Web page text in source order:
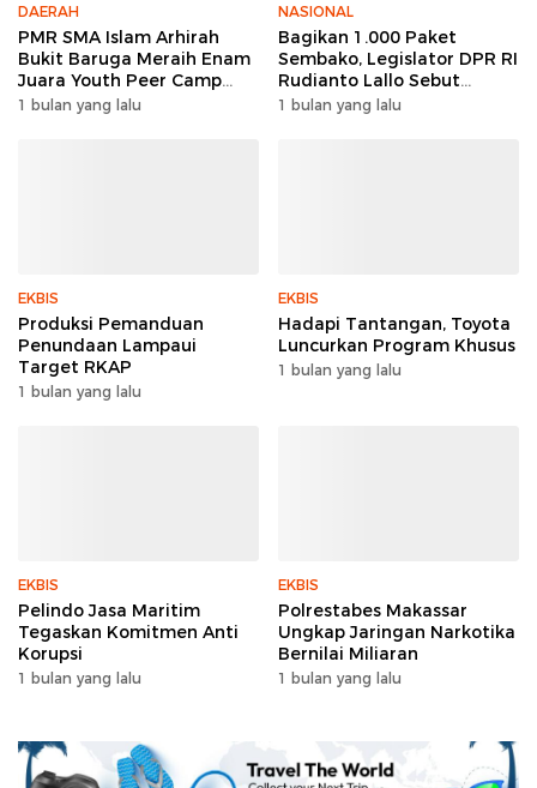
DAERAH
PMR SMA Islam Arhirah
Bukit Baruga Meraih Enam
Juara Youth Peer Camp
2026
1 bulan yang lalu
NASIONAL
Bagikan 1.000 Paket
Sembako, Legislator DPR RI
Rudianto Lallo Sebut
Kepercayaan Publik Ke
1 bulan yang lalu
EKBIS
Produksi Pemanduan
Penundaan Lampaui
Target RKAP
1 bulan yang lalu
EKBIS
Hadapi Tantangan, Toyota
Luncurkan Program Khusus
1 bulan yang lalu
EKBIS
Pelindo Jasa Maritim
Tegaskan Komitmen Anti
Korupsi
1 bulan yang lalu
EKBIS
Polrestabes Makassar
Ungkap Jaringan Narkotika
Bernilai Miliaran
1 bulan yang lalu